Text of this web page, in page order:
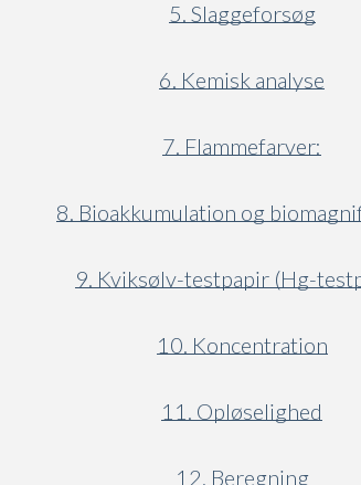
5. Slaggeforsøg
6. Kemisk analyse
7. Flammefarver:
8. Bioakkumulation og
9. Kviksølv-testpapir (Hg-
10. Koncentration
11. Opløselighed
12. Beregning